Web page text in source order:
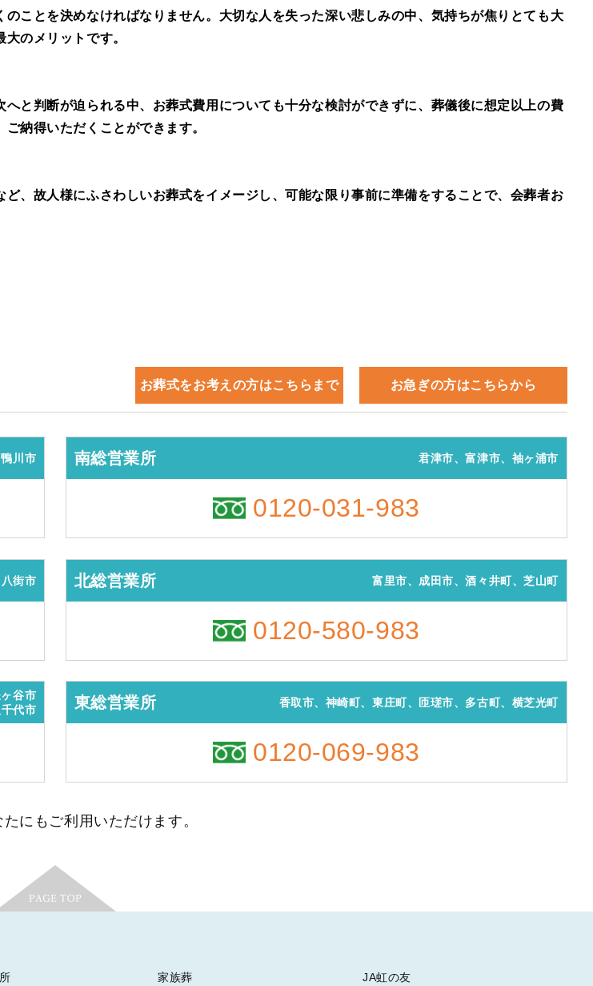
ことを決めなければなりません。大切な人を失った深い悲しみの中、気持ちが焦りとても大
のメリットです。
と判断が迫られる中、お葬式費用についても十分な検討ができずに、葬儀後に想定以上の費
納得いただくことができます。
、故人様にふさわしいお葬式をイメージし、可能な限り事前に準備をすることで、会葬者お
お葬式をお考えの方はこちらまで お急ぎの方はこちらから
川市 南総営業所 君津市、富津市、袖ヶ浦市
0120-031-983
街市 北総営業所 富里市、成田市、酒々井町、芝山町
0120-580-983
谷市
代市
東総営業所 香取市、神崎町、東庄町、匝瑳市、多古町、横芝光町
0120-069-983
にもご利用いただけます。
家族葬 JA虹の友